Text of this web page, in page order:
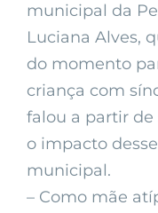
municipal da
Luciana Alves,
do momento
criança com
falou a partir de
o impacto
municipal.
– Como mãe